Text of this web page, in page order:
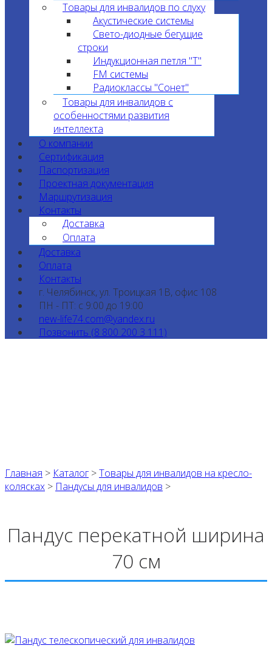
Товары для инвалидов по слуху
Акустические системы
Свето-диодные бегущие
строки
Индукционная петля "T"
FM системы
Радиоклассы "Сонет"
Товары для инвалидов с
особенностями развития
интеллекта
О компании
Сертификация
Паспортизация
Проектная документация
Маршрутизация
Контакты
Доставка
Оплата
Доставка
Оплата
Контакты
г. Челябинск, ул. Троицкая 1В, офис 108
ПН - ПТ: с 9:00 до 19:00
new-life74.com@yandex.ru
Позвонить (8 800 200 3 111)
Главная > Каталог >Товары для инвалидов на кресло-
колясках > Пандусы для инвалидов >
Пандус перекатной ширина
70 см